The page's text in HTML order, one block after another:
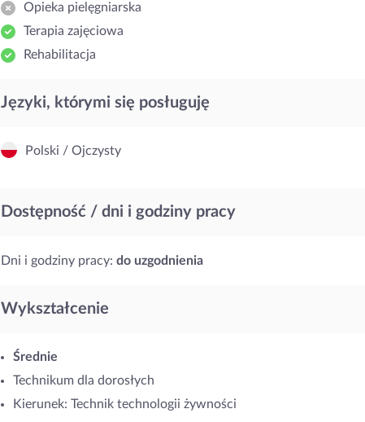
Opieka pielęgniarska
Terapia zajęciowa
Rehabilitacja
Języki, którymi się posługuję
Polski / Ojczysty
Dostępność / dni i godziny pracy
Dni i godziny pracy: do uzgodnienia
Wykształcenie
Średnie
Technikum dla dorosłych
Kierunek: Technik technologii żywności